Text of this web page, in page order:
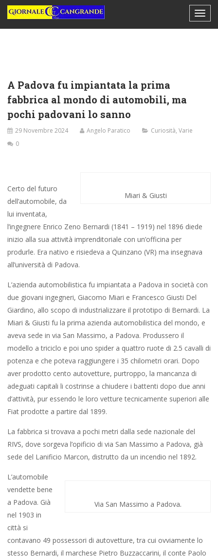
A Padova fu impiantata la prima
fabbrica al mondo di automobili, ma
pochi padovani lo sanno
29 Novembre 2024 Angelo Paratico Curiosità, Varie
0
Miari & Giusti
Certo del futuro
dell’automobile, da
lui inventata,
l’ingegnere Enrico Zeno Bernardi (1841 – 1919) nel 1896 diede
inizio alla sua attività imprenditoriale con un’officina per
produrle. Era nativo e risiedeva a Quinzano (VR) ma insegnava
all’università di Padova.
L’azienda automobilistica fu impiantata a Padova in società con
due giovani ingegneri, Giacomo Miari e Francesco Giusti Del
Giardino, allo scopo di industrializzare il prototipo di Bernardi. La
Miari & Giusti fu la prima azienda automobilistica del mondo, e
aveva sede in via San Massimo, a Padova. Produssero il
modello a triciclo e poi uno spider a quattro ruote di 2.5 cavalli di
potenza e che poteva raggiungere i 35 chilometri orari. Dopo
aver prodotto cento autovetture, purtroppo, la mancanza di
adeguati capitali li costrinse a chiudere i battenti dopo due anni
d’attività, pur essendo le loro vetture tecnicamente superiori alle
Fiat prodotte a partire dal 1899.
La fabbrica si trovava a pochi metri dalla sede nazionale del
RIVS, dove sorgeva l’opificio di via San Massimo a Padova, già
sede del Lanificio Marcon, distrutto da un incendio nel 1892.
Via San Massimo a Padova.
L’automobile
vendette bene
a Padova. Già
nel 1903 in
città si
contavano 49 possessori di autovetture, tra cui ovviamente lo
stesso Bernardi, il marchese Pietro Buzzaccarini, il conte Paolo